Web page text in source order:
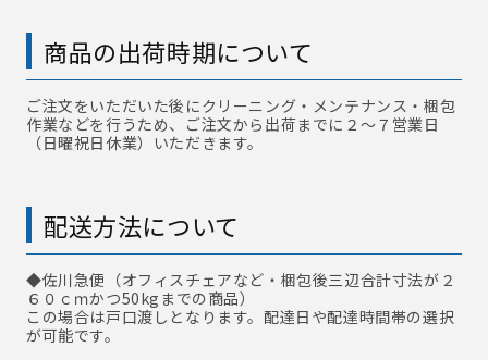
商品の出荷時期について
ご注文をいただいた後にクリーニング・メンテナンス・梱包
作業などを行うため、ご注文から出荷までに２～７営業日
（日曜祝日休業）いただきます。
配送方法について
◆佐川急便 （オフィスチェアなど・梱包後三辺合計寸法が２
６０ｃｍかつ50kgまでの商品）
この場合は戸口渡しとなります。配達日や配達時間帯の選択
が可能です。